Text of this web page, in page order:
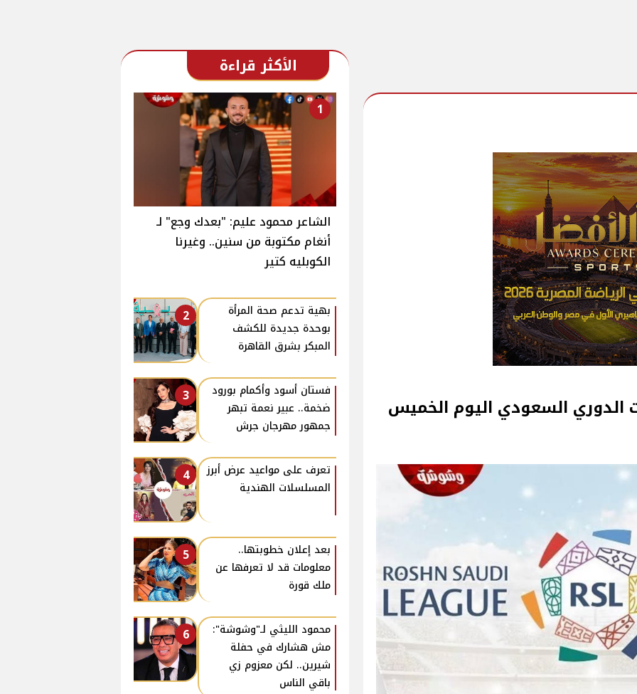
الدوري السعودي اليوم الخميس
الأكثر قراءة
1
الشاعر محمود عليم: "بعدك وجع" لـ
أنغام مكتوبة من سنين.. وغيرنا
الكوبليه كتير
2
بهية تدعم صحة المرأة
بوحدة جديدة للكشف
المبكر بشرق القاهرة
3
فستان أسود وأكمام بورود
ضخمة.. عبير نعمة تبهر
جمهور مهرجان جرش
4
تعرف على مواعيد عرض أبرز
المسلسلات الهندية
5
بعد إعلان خطوبتها..
معلومات قد لا تعرفها عن
ملك قورة
6
محمود الليثي لـ"وشوشة":
مش هشارك في حفلة
شيرين.. لكن معزوم زي
باقي الناس